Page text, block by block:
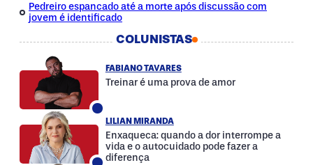
Pedreiro espancado até a morte após discussão com
jovem é identificado
COLUNISTAS
FABIANO TAVARES
Treinar é uma prova de amor
LILIAN MIRANDA
Enxaqueca: quando a dor interrompe a
vida e o autocuidado pode fazer a
diferença